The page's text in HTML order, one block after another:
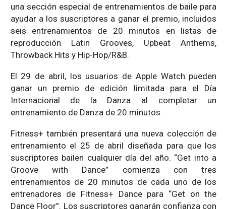
una sección especial de entrenamientos de baile para
ayudar a los suscriptores a ganar el premio, incluidos
seis entrenamientos de 20 minutos en listas de
reproducción Latin Grooves, Upbeat Anthems,
Throwback Hits y Hip-Hop/R&B.
El 29 de abril, los usuarios de Apple Watch pueden
ganar un premio de edición limitada para el Día
Internacional de la Danza al completar un
entrenamiento de Danza de 20 minutos.
Fitness+ también presentará una nueva colección de
entrenamiento el 25 de abril diseñada para que los
suscriptores bailen cualquier día del año. “Get into a
Groove with Dance” comienza con tres
entrenamientos de 20 minutos de cada uno de los
entrenadores de Fitness+ Dance para “Get on the
Dance Floor”. Los suscriptores ganarán confianza con